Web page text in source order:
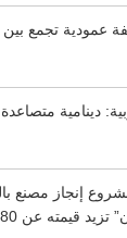
تجمع بين
دينامية
إنجاز مصنع
عن 280 مليون يورو